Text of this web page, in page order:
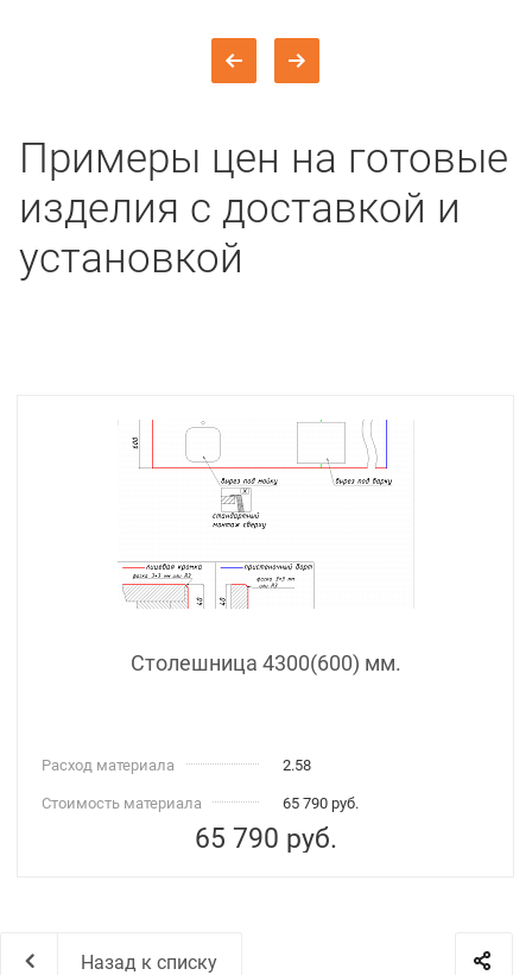
Примеры цен на готовые
изделия с доставкой и
установкой
Столешница 4300(600) мм.
Расход материала 2.58
Стоимость материала 65 790 руб.
65 790 руб.
Назад к списку